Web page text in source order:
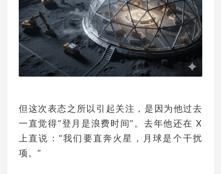
但这次表态之所以引起关注，是因为他过去
一直觉得“登月是浪费时间”。去年他还在 X
上直说：“我们要直奔火星，月球是个干扰
项。”